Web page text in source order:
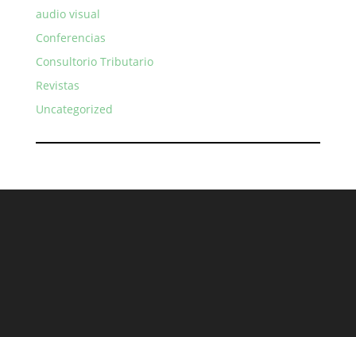
audio visual
Conferencias
Consultorio Tributario
Revistas
Uncategorized